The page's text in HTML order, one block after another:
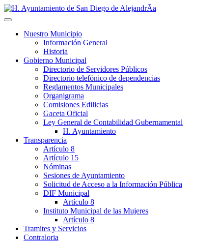
Nuestro Municipio
Información General
Historia
Gobierno Municipal
Directorio de Servidores Públicos
Directorio telefónico de dependencias
Reglamentos Municipales
Organigrama
Comisiones Edilicias
Gaceta Oficial
Ley General de Contabilidad Gubernamental
H. Ayuntamiento
Transparencia
Artículo 8
Artículo 15
Nóminas
Sesiones de Ayuntamiento
Solicitud de Acceso a la Información Pública
DIF Municipal
Artículo 8
Instituto Municipal de las Mujeres
Artículo 8
Tramites y Servicios
Contraloria